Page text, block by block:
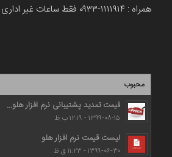
همراه : ۱۱۱۱۹۱۴-۰۹۳۳ فقط ساعات غیر اداری
محبوب
قیمت تمدید پشتیبانی نرم افزار هلو...
۱۳۹۹-۰۸-۱۵ - ۱۲:۱۹ ب.ظ
لیست قیمت نرم افزار هلو
۱۳۹۹-۰۶-۳۰ - ۱۱:۲۳ ق.ظ